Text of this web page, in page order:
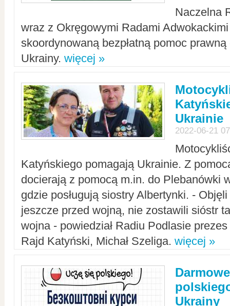
Naczelna
wraz z Okręgowymi Radami Adwokackimi
skoordynowaną bezpłatną pomoc
Ukrainy. więcej »
Ukrainie
2022-06-21
Katyńskiego pomagają Ukrainie. Z
docierają z pomocą m.in. do Plebanówki
gdzie posługują siostry Albertynki. -
jeszcze przed wojną, nie zostawili sióstr
wojna - powiedział Radiu Podlasie
Rajd Katyński, Michał Szeliga. więcej »
Ukrainy